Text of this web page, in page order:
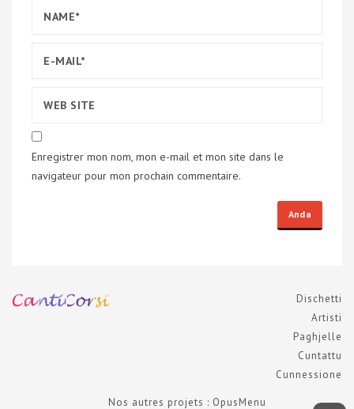
Enregistrer mon nom, mon e-mail et mon site dans le
navigateur pour mon prochain commentaire.
Dischetti
Artisti
Paghjelle
Cuntattu
Cunnessione
Nos autres projets : OpusMenu